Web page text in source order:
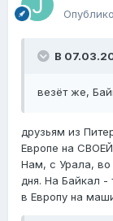
В
везёт же,
друзьям из
Европе на
Нам, с Урала, во
дня. На Байкал -
в Европу на